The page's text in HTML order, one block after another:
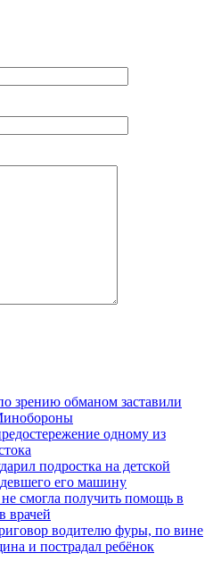
зрению обманом заставили
одному из
подростка на детской
его машину
смогла получить помощь в
врачей
водителю фуры, по вине
и пострадал ребёнок